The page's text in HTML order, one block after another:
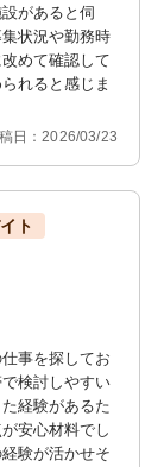
があると伺
状況や勤務時
めて確認して
れると感じま
日：2026/03/23
ト
事を探してお
検討しやすい
経験があるた
安心材料でし
験が活かせそ